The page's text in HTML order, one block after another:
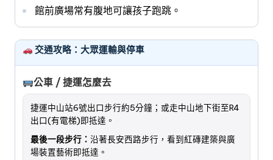
館前廣場常有腹地可讓孩子跑跳。
交通攻略：大眾運輸與停車
公車 / 捷運怎麼去
捷運中山站6號出口步行約5分鐘；或走中山地下街至R4
出口(有電梯)即抵達。
最後一段步行： 沿著長安西路步行，看到紅磚建築與廣
場裝置藝術即抵達。